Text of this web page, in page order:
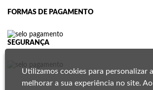
FORMAS DE PAGAMENTO
SEGURANÇA
Utilizamos cookies para personalizar
melhorar a sua experiência no site.